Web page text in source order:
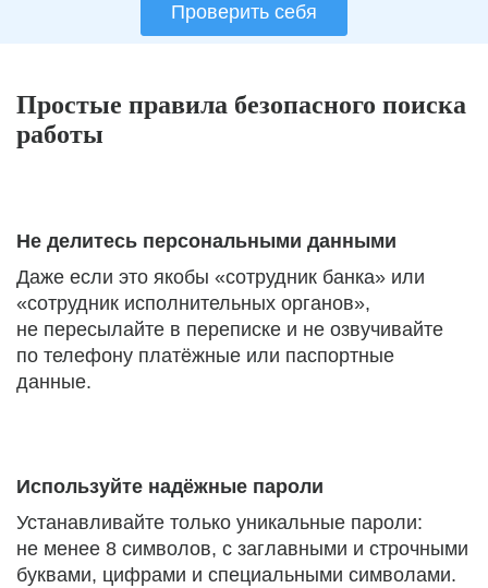
Проверить себя
Простые правила безопасного поиска
работы
Не делитесь персональными данными
Даже если это якобы «сотрудник банка» или
«сотрудник исполнительных органов»,
не пересылайте в переписке и не озвучивайте
по телефону платёжные или паспортные
данные.
Используйте надёжные пароли
Устанавливайте только уникальные пароли:
не менее 8 символов, с заглавными и строчными
буквами, цифрами и специальными символами.